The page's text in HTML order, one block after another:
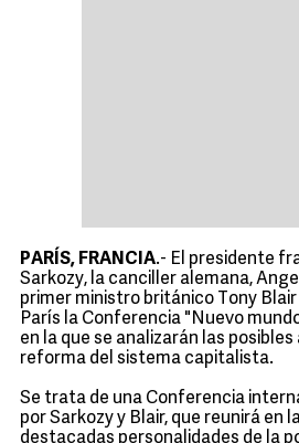
PARÍS, FRANCIA.- El presidente
Sarkozy, la canciller alemana,
primer ministro británico Tony
París la Conferencia "Nuevo
en la que se analizarán las
reforma del sistema capitalista.
Se trata de una Conferencia
por Sarkozy y Blair, que reunirá en
destacadas personalidades de la